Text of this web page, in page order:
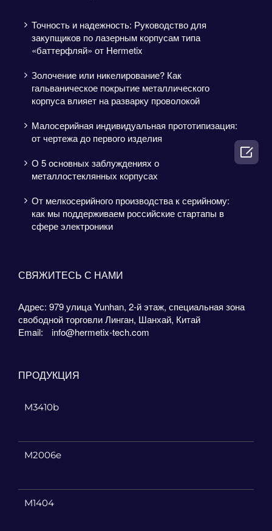
Точность и надежность: Руководство для
закупщиков по лазерным корпусам типа
«баттерфляй» от Hermetix
Золочение или никелирование? Как
гальваническое покрытие металлического
корпуса влияет на разварку проволокой
Малосерийная индивидуальная прототипизация:
от чертежа до первого изделия
О 5 основных заблуждениях о
металлостеклянных корпусах
От мелкосерийного производства к серийному:
как мы поддерживаем российские стартапы в
сфере электроники
СВЯЖИТЕСЬ С НАМИ
Адрес: 979 улица Yunhan, 2-й этаж, специальная зона
свободной торговли Линган, Шанхай, Китай
Email:
info@hermetix-tech.com
ПРОДУКЦИЯ
M3410b
M2006e
M1404
